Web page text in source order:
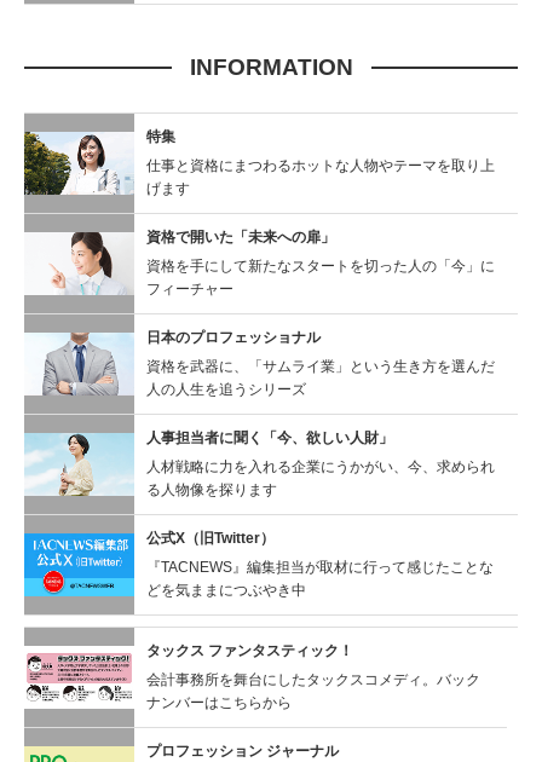
INFORMATION
特集
仕事と資格にまつわるホットな人物やテーマを取り上
げます
資格で開いた「未来への扉」
資格を手にして新たなスタートを切った人の「今」に
フィーチャー
日本のプロフェッショナル
資格を武器に、「サムライ業」という生き方を選んだ
人の人生を追うシリーズ
人事担当者に聞く
「今、欲しい人財」
人材戦略に力を入れる企業にうかがい、今、求められ
る人物像を探ります
公式X（旧Twitter）
『TACNEWS』編集担当が取材に行って感じたことな
どを気ままにつぶやき中
タックス ファンタスティック！
会計事務所を舞台にしたタックスコメディ。バック
ナンバーはこちらから
プロフェッション ジャーナル